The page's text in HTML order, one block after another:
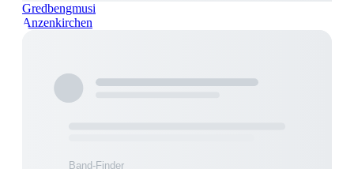
Gredbengmusi
Anzenkirchen